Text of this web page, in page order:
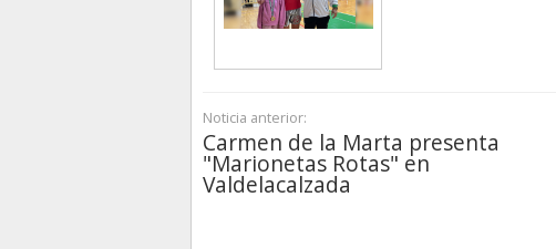
Noticia anterior:
Carmen de la Marta presenta
"Marionetas Rotas" en
Valdelacalzada